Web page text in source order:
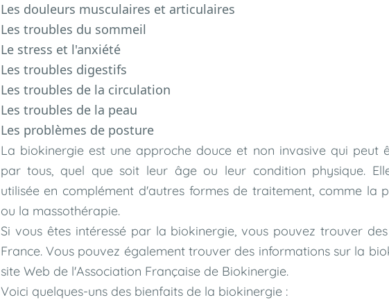
Les douleurs musculaires et articulaires
Les troubles du sommeil
Le stress et l'anxiété
Les troubles digestifs
Les troubles de la circulation
Les troubles de la peau
Les problèmes de posture
La biokinergie est une approche douce et non invasive qui peut
par tous, quel que soit leur âge ou leur condition physique.
utilisée en complément d'autres formes de traitement, comme la
ou la massothérapie.
Si vous êtes intéressé par la biokinergie, vous pouvez trouver
France. Vous pouvez également trouver des informations sur la
site Web de l'Association Française de Biokinergie.
Voici quelques-uns des bienfaits de la biokinergie :